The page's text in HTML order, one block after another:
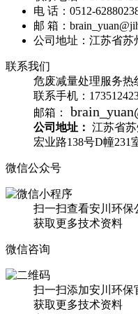
电 话：0512-
邮 箱：
公司地址：江苏省苏
联系我们
危废减量处理服务热
联系手机：
邮箱：
公司地址： 江苏省
宏业路138号D幢231
微信公众号
扫一扫查看安川环保
获取更多技术资料
微信咨询
扫一扫添加安川环保
获取更多技术资料